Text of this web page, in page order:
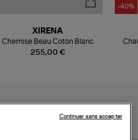
255,00 €
XIRENA
Chemise Beau Coton Blanc
-40%
Continuer sans accepter